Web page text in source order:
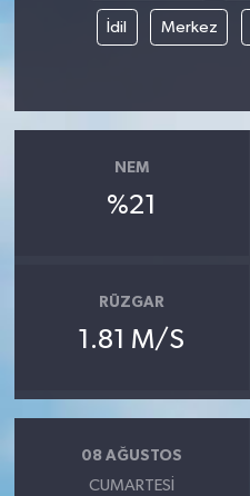
İdil Merkez
NEM
%21
RÜZGAR
1.81 M/S
08 AĞUSTOS
CUMARTESI
MAGAZİN